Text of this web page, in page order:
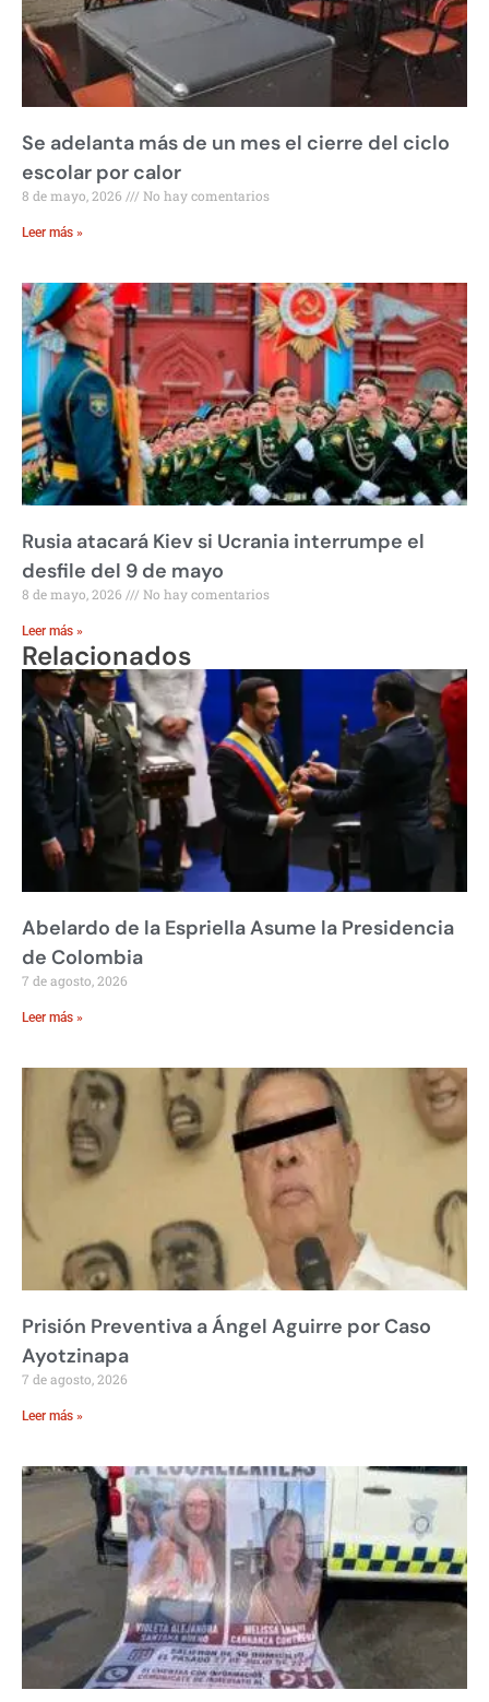
Se adelanta más de un mes el cierre del ciclo
escolar por calor
8 de mayo, 2026 No hay comentarios
Leer más »
Rusia atacará Kiev si Ucrania interrumpe el
desfile del 9 de mayo
8 de mayo, 2026 No hay comentarios
Leer más »
Relacionados
Abelardo de la Espriella Asume la Presidencia
de Colombia
7 de agosto, 2026
Leer más »
Prisión Preventiva a Ángel Aguirre por Caso
Ayotzinapa
7 de agosto, 2026
Leer más »